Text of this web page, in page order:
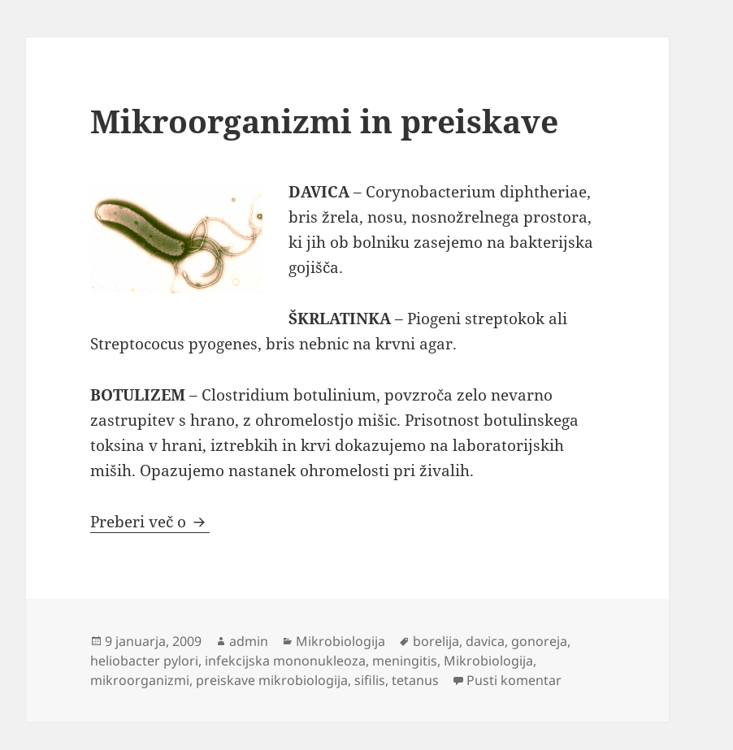
Mikroorganizmi in preiskave
DAVICA– Corynobacterium diphtheriae,
bris žrela, nosu, nosnožrelnega prostora,
ki jih ob bolniku zasejemo na bakterijska
gojišča.
ŠKRLATINKA– Piogeni streptokok ali
Streptococus pyogenes, bris nebnic na krvni agar.
BOTULIZEM– Clostridium botulinium, povzroča zelo nevarno
zastrupitev s hrano, z ohromelostjo mišic. Prisotnost botulinskega
toksina v hrani, iztrebkih in krvi dokazujemo na laboratorijskih
miših. Opazujemo nastanek ohromelosti pri živalih.
Preberi več o Mikroorganizmi in preiskave
Objavljeno
dne
9 januarja, 2009 Avtor
admin Kategorije
Mikrobiologija Oznake
borelija, davica, gonoreja,
heliobacter pylori, infekcijska mononukleoza, meningitis, Mikrobiologija,
mikroorganizmi, preiskave mikrobiologija, sifilis,tetanus Pusti komentarna Mikroorganizmi in